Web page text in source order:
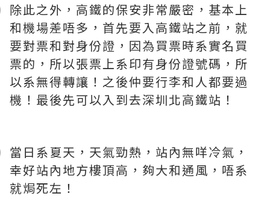
除此之外，高鐵的保安非常嚴密，基本上
和機場差唔多，首先要入高鐵站之前，就
要對票和對身份證，因為買票時系實名買
票的，所以張票上系印有身份證號碼，所
以系無得轉讓！之後仲要行李和人都要過
機！最後先可以入到去深圳北高鐵站！
當日系夏天，天氣勁熱，站內無咩冷氣，
幸好站內地方樓頂高，夠大和通風，唔系
就焗死左！